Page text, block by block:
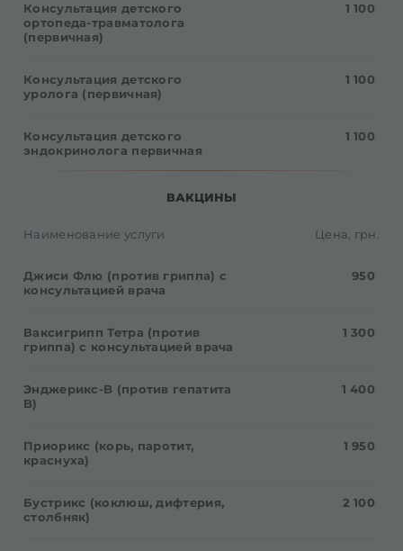
Консультация детского
ортопеда-травматолога
(первичная)
1 100
Консультация детского
уролога (первичная)
1 100
Консультация детского
эндокринолога первичная
1 100
ВАКЦИНЫ
Наименование услуги Цена, грн.
Джиси Флю (против гриппа) с
консультацией врача
950
Ваксигрипп Тетра (против
гриппа) с консультацией врача
1 300
Энджерикс-B (против гепатита
B)
1 400
Приорикс (корь, паротит,
краснуха)
1 950
Бустрикс (коклюш, дифтерия,
столбняк)
2 100